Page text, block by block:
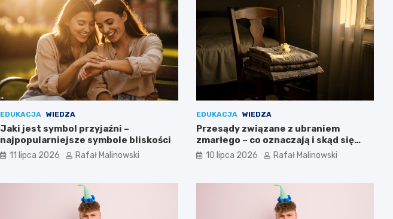
EDUKACJA WIEDZA
Jaki jest symbol przyjaźni –
najpopularniejsze symbole bliskości
11 lipca 2026 Rafał Malinowski
EDUKACJA WIEDZA
Przesądy związane z ubraniem
zmarłego – co oznaczają i skąd się
biorą?
10 lipca 2026 Rafał Malinowski